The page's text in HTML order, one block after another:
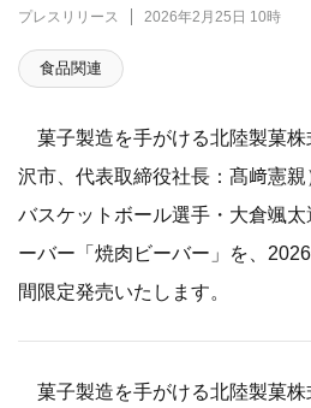
プレスリリース 2026年2月25日 10時
食品関連
菓子製造を手がける北陸製菓株
沢市、代表取締役社長：髙﨑憲
バスケットボール選手・大倉颯
ーバー「焼肉ビーバー」を、
間限定発売いたします。
菓子製造を手がける北陸製菓株